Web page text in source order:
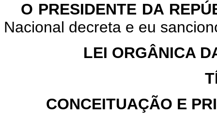
O PRESIDENTE DA
Nacional decreta e eu
LEI ORGÂNICA
CONCEITUAÇÃO E